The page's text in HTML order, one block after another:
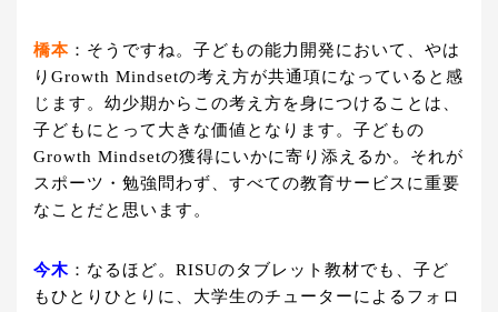
橋本 ：そうですね。子どもの能力開発において、やは
りGrowth Mindsetの考え方が共通項になっていると感
じます。幼少期からこの考え方を身につけることは、
子どもにとって大きな価値となります。子どもの
Growth Mindsetの獲得にいかに寄り添えるか。それが
スポーツ・勉強問わず、すべての教育サービスに重要
なことだと思います。
今木 ：なるほど。RISUのタブレット教材でも、子ど
もひとりひとりに、大学生のチューターによるフォロ